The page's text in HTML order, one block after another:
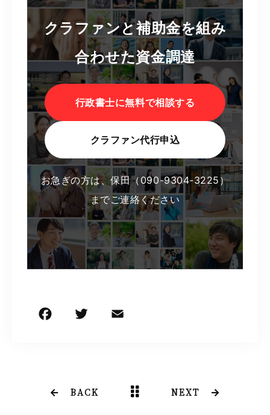
クラファンと補助金を組み
合わせた資金調達
行政書士に無料で相談する
クラファン代行申込
お急ぎの方は、保田（090-9304-3225）
までご連絡ください
b
e
BACK NEXT